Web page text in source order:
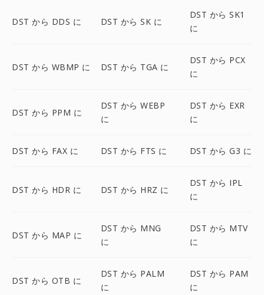
DST から DDS に DST から SK に
DST から SK1
に
DST から WBMP に DST から TGA に
DST から PCX
に
DST から PPM に
DST から WEBP
に
DST から EXR
に
DST から FAX に DST から FTS に DST から G3 に
DST から HDR に DST から HRZ に
DST から IPL
に
DST から MAP に
DST から MNG
に
DST から MTV
に
DST から OTB に
DST から PALM
に
DST から PAM
に